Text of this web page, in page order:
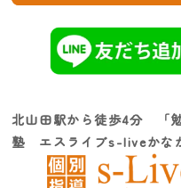
北山田駅から徒歩4分 「
塾 エスライブs-liveかな